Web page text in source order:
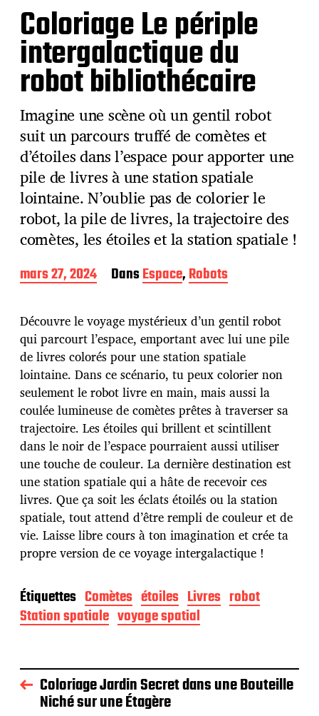
Coloriage Le périple
intergalactique du
robot bibliothécaire
Imagine une scène où un gentil robot
suit un parcours truffé de comètes et
d’étoiles dans l’espace pour apporter une
pile de livres à une station spatiale
lointaine. N’oublie pas de colorier le
robot, la pile de livres, la trajectoire des
comètes, les étoiles et la station spatiale !
D
a
e
d
e
p
u
b
l
i
c
a
t
i
o
n
mars 27, 2024 DansEspace,Robots
Découvre le voyage mystérieux d’un gentil robot
qui parcourt l’espace, emportant avec lui une pile
de livres colorés pour une station spatiale
lointaine. Dans ce scénario, tu peux colorier non
seulement le robot livre en main, mais aussi la
coulée lumineuse de comètes prêtes à traverser sa
trajectoire. Les étoiles qui brillent et scintillent
dans le noir de l’espace pourraient aussi utiliser
une touche de couleur. La dernière destination est
une station spatiale qui a hâte de recevoir ces
livres. Que ça soit les éclats étoilés ou la station
spatiale, tout attend d’être rempli de couleur et de
vie. Laisse libre cours à ton imagination et crée ta
propre version de ce voyage intergalactique !
Étiquettes Comètes étoiles Livres robot
Station spatiale voyage spatial
Coloriage Jardin Secret dans une Bouteille
Niché sur une Étagère